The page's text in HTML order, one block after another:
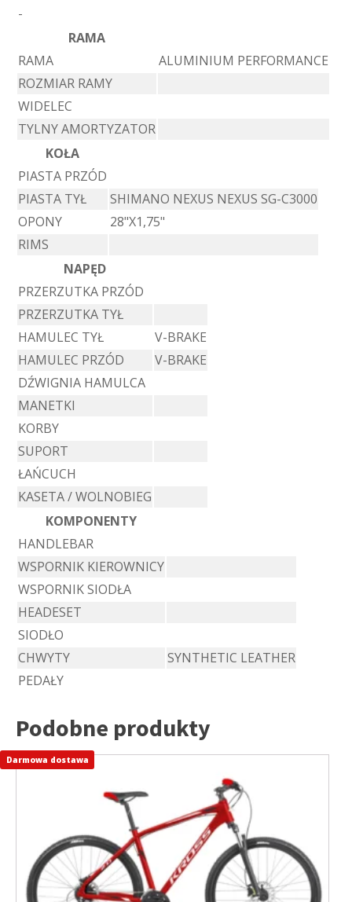
-
RAMA
RAMA
ALUMINIUM PERFORMANCE
ROZMIAR RAMY
WIDELEC
TYLNY AMORTYZATOR
KOŁA
PIASTA PRZÓD
PIASTA TYŁ
SHIMANO NEXUS NEXUS SG-C3000
OPONY
28"X1,75"
RIMS
NAPĘD
PRZERZUTKA PRZÓD
PRZERZUTKA TYŁ
HAMULEC TYŁ
V-BRAKE
HAMULEC PRZÓD
V-BRAKE
DŹWIGNIA HAMULCA
MANETKI
KORBY
SUPORT
ŁAŃCUCH
KASETA / WOLNOBIEG
KOMPONENTY
HANDLEBAR
WSPORNIK KIEROWNICY
WSPORNIK SIODŁA
HEADESET
SIODŁO
CHWYTY
SYNTHETIC LEATHER
PEDAŁY
Podobne produkty
Ten
wariantów.
Opcje
można
Darmowa dostawa